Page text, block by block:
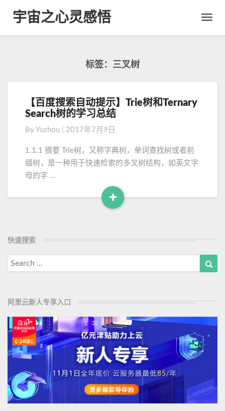
Toggle
宇宙之心灵感悟
标签：三叉树
百
度
搜
索
自
提
i
r
a
r
y
S
a
r
c
【百度搜索自动提示】Trie树和Ternary
Search树的学习总结
By Yuzhou 2017年7月9日
1.1.1 摘要 Trie树，又称字典树，单词查找树或者前
缀树，是一种用于快速检索的多叉树结构，如英文字
母的字 …
+
R
o
快速搜索
Search
for:
阿里云新人专享入口